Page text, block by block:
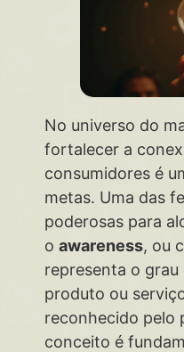
No universo do
fortalecer a
consumidores é
metas. Uma das
poderosas para
o awareness, ou
representa o grau
produto ou
reconhecido pelo
conceito é